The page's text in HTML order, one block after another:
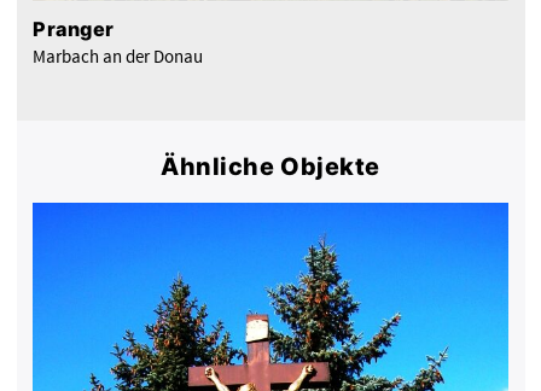
Pranger
Marbach an der Donau
Ähnliche Objekte